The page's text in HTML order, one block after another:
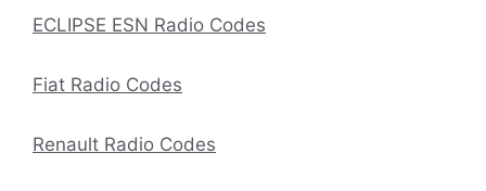
ECLIPSE ESN Radio Codes
Fiat Radio Codes
Renault Radio Codes